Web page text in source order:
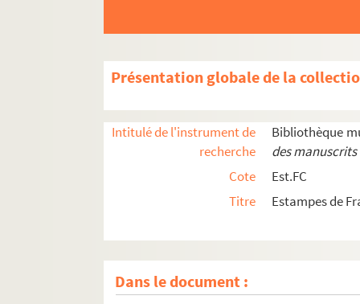
Présentation globale de la
Intitulé de l'instrument de
recherche
Bibliothèque
des
Cote
Est.FC
Titre
Estampes de
Dans le document :
EST.FC.269. Vue de la place de l'Hôtel de Ville
EST.FC.1139. Vue de la Porte percée à
EST.FC.1140. Vue de la Porte percée à
EST.FC.1141. Vue de la Porte percée à
EST.FC.1142. Vue de la Porte percée à
EST.FC.1137 (1). Vue de la Porte taillée, à
EST.FC.1138. Vue de la Porte taillée, à
EST.FC.1143. Vue de la Porte taillée, à
EST.FC.G.38. Vue de la Porte taillée, à